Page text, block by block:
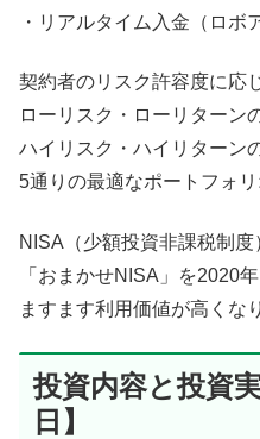
・リアルタイム入金（ロボ
契約者のリスク許容度に応
ローリスク・ローリターン
ハイリスク・ハイリターン
5通りの最適なポートフォ
NISA（少額投資非課税制度
「おまかせNISA」を2020
ますます利用価値が高くな
投資内容と投資
日】